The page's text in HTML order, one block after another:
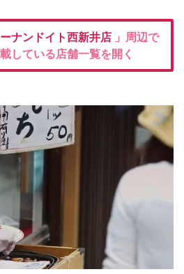
ナンドイト西新井店 」周辺で
している店舗一覧を開く